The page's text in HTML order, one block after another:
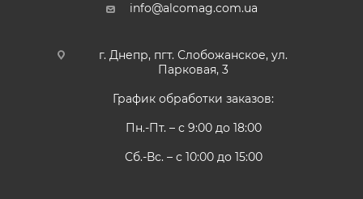
info@alcomag.com.ua
г. Днепр, пгт. Слобожанское, ул.
Парковая, 3
График обработки заказов:
Пн.-Пт. – с 9:00 до 18:00
Сб.-Вс. – с 10:00 до 15:00